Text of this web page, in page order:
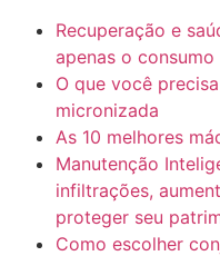
Recuperação e
apenas o
O que você
micronizada
As 10 melhores
Manutenção
infiltrações,
proteger seu
Como escolher